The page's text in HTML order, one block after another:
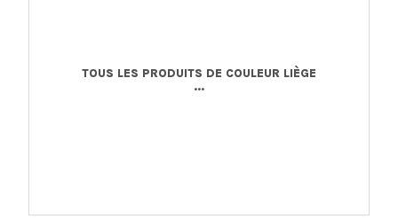
TOUS LES PRODUITS DE COULEUR LIÈGE
...